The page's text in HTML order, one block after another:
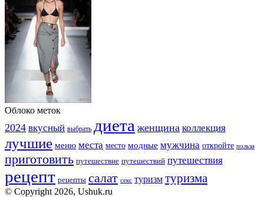
Облоко меток
2024 вкусный выбрать диета женщина коллекция
лучшие меню места место модные мужчина откройте польза
приготовить путешествие путешествий путешествия
рецепт рецепты салат секс туризм туризма
© Copyright 2026, Ushuk.ru